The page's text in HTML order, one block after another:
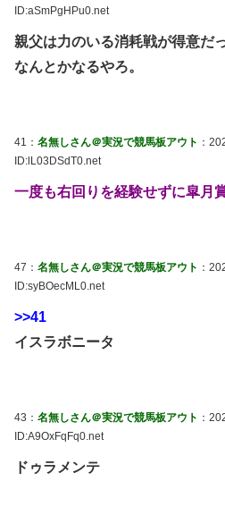
ID:aSmPgHPu0.net
親父は力のいる消耗戦が得意だ
なんとかなるやろ。
41： 名無しさん＠実況で競馬板アウト ：
ID:lL03DSdT0.net
一度も右回りを経験せずに皐月
47： 名無しさん＠実況で競馬板アウト ：
ID:syBOecML0.net
>>41
イスラボニータ
43： 名無しさん＠実況で競馬板アウト ：
ID:A9OxFqFq0.net
ドゥラメンテ